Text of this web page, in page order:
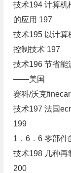
技术194 计算机
的应用 197
技术195 以计算
控制技术 197
技术196 节省能
――美国
赛科/沃克
技术197 法国
199
1．6．6 零部件
技术198 几种再
200